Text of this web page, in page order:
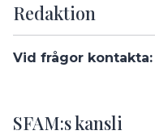
Redaktion
Vid frågor kontakta:
SFAM:s kansli